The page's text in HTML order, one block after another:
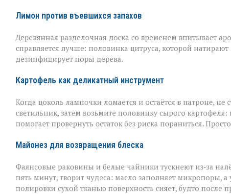
Лимон против въевшихся запахов
Деревянная разделочная доска со временем впитывает
справляется лучше: половинка цитруса, которой
дезинфицирует поры дерева.
Картофель как деликатный инструмент
Когда цоколь лампочки ломается и остаётся в патроне, не
светильник, затем возьмите половинку сырого
помогает провернуть остаток без риска пораниться.
Майонез для возвращения блеска
Фаянсовые раковины и белые чайники тускнеют из‑за
пять минут, творит чудеса: масло заполняет микропоры, а
полировки сухой тканью поверхность сияет, будто после